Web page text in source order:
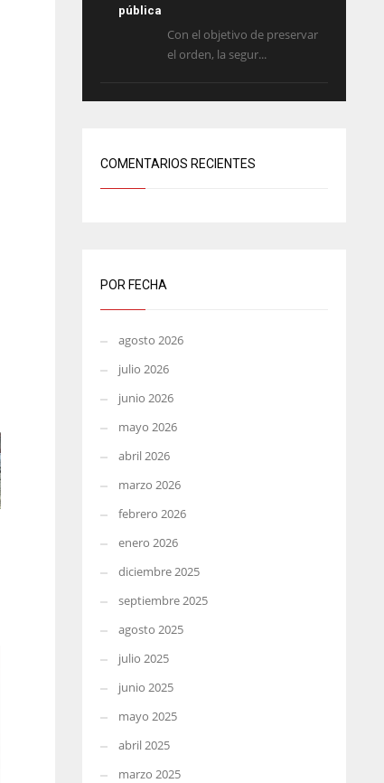
pública
Con el objetivo de preservar
el orden, la segur...
COMENTARIOS RECIENTES
POR FECHA
agosto 2026
julio 2026
junio 2026
mayo 2026
abril 2026
marzo 2026
febrero 2026
enero 2026
diciembre 2025
septiembre 2025
agosto 2025
julio 2025
junio 2025
mayo 2025
abril 2025
marzo 2025